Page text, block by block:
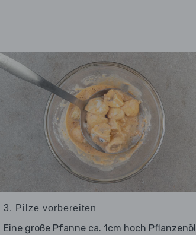
3. Pilze vorbereiten
Eine große Pfanne ca. 1cm hoch Pflanzenöl